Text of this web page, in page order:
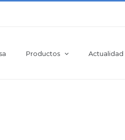
Productos Actualidad